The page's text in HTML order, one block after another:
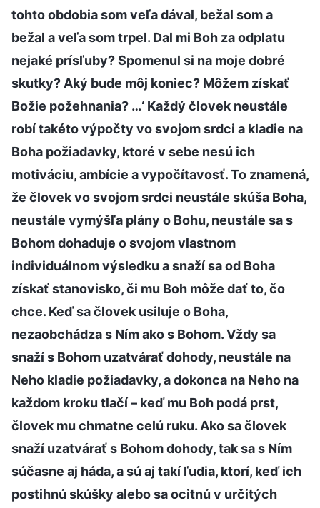
tohto obdobia som veľa dával, bežal som a
bežal a veľa som trpel. Dal mi Boh za odplatu
nejaké prísľuby? Spomenul si na moje dobré
skutky? Aký bude môj koniec? Môžem získať
Božie požehnania? …‘ Každý človek neustále
robí takéto výpočty vo svojom srdci a kladie na
Boha požiadavky, ktoré v sebe nesú ich
motiváciu, ambície a vypočítavosť. To znamená,
že človek vo svojom srdci neustále skúša Boha,
neustále vymýšľa plány o Bohu, neustále sa s
Bohom dohaduje o svojom vlastnom
individuálnom výsledku a snaží sa od Boha
získať stanovisko, či mu Boh môže dať to, čo
chce. Keď sa človek usiluje o Boha,
nezaobchádza s Ním ako s Bohom. Vždy sa
snaží s Bohom uzatvárať dohody, neustále na
Neho kladie požiadavky, a dokonca na Neho na
každom kroku tlačí – keď mu Boh podá prst,
človek mu chmatne celú ruku. Ako sa človek
snaží uzatvárať s Bohom dohody, tak sa s Ním
súčasne aj háda, a sú aj takí ľudia, ktorí, keď ich
postihnú skúšky alebo sa ocitnú v určitých